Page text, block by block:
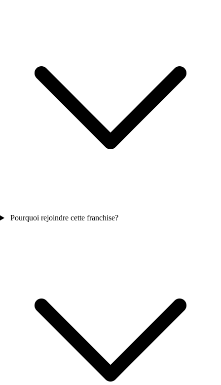
Pourquoi rejoindre cette franchise?